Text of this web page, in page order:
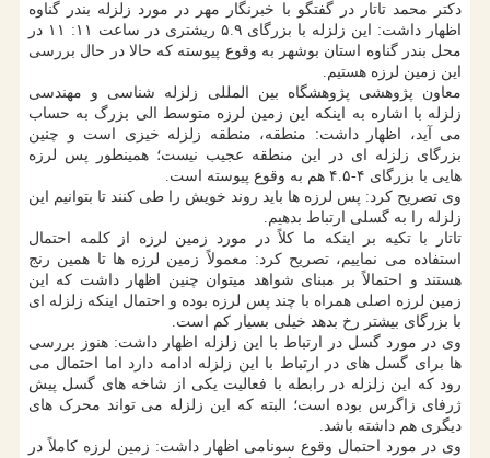
دکتر محمد تاتار در گفتگو با خبرنگار مهر در مورد زلزله بندر گناوه
اظهار داشت: این زلزله با بزرگای ۵.۹ ریشتری در ساعت ۱۱: ۱۱ در
محل بندر گناوه استان بوشهر به وقوع پیوسته که حالا در حال بررسی
این زمین لرزه هستیم.
معاون پژوهشی پژوهشگاه بین المللی زلزله شناسی و مهندسی
زلزله با اشاره به اینکه این زمین لرزه متوسط الی بزرگ به حساب
می آید، اظهار داشت: منطقه، منطقه زلزله خیزی است و چنین
بزرگای زلزله ای در این منطقه عجیب نیست؛ همینطور پس لرزه
هایی با بزرگای ۴-۴.۵ هم به وقوع پیوسته است.
وی تصریح کرد: پس لرزه ها باید روند خویش را طی کنند تا بتوانیم این
زلزله را به گسلی ارتباط بدهیم.
تاتار با تکیه بر اینکه ما کلاً در مورد زمین لرزه از کلمه احتمال
استفاده می نماییم، تصریح کرد: معمولاً زمین لرزه ها تا همین رنج
هستند و احتمالاً بر مبنای شواهد میتوان چنین اظهار داشت که این
زمین لرزه اصلی همراه با چند پس لرزه بوده و احتمال اینکه زلزله ای
با بزرگای بیشتر رخ بدهد خیلی بسیار کم است.
وی در مورد گسل در ارتباط با این زلزله اظهار داشت: هنوز بررسی
ها برای گسل های در ارتباط با این زلزله ادامه دارد اما احتمال می
رود که این زلزله در رابطه با فعالیت یکی از شاخه های گسل پیش
ژرفای زاگرس بوده است؛ البته که این زلزله می تواند محرک های
دیگری هم داشته باشد.
وی در مورد احتمال وقوع سونامی اظهار داشت: زمین لرزه کاملاً در